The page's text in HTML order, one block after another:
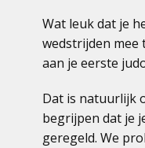
Wat leuk dat je
wedstrijden mee
aan je eerste
Dat is natuurlijk
begrijpen dat je
geregeld. We